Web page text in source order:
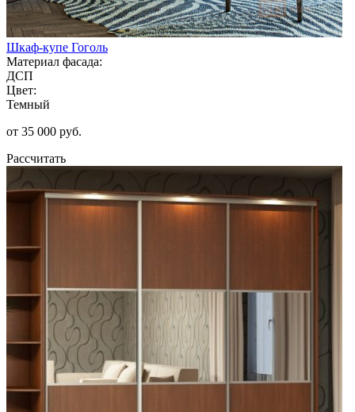
Шкаф-купе Гоголь
Материал фасада:
ДСП
Цвет:
Темный
от 35 000 руб.
Рассчитать